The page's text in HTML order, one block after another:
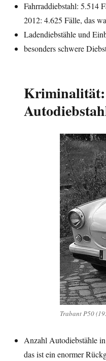
Fahrraddiebstahl: 5.514
2012: 4.625 Fälle, das
Ladendiebstähle und
besonders schwere
Kriminalität:
Trabant P50
Anzahl Autodiebstähle
das ist ein enormer